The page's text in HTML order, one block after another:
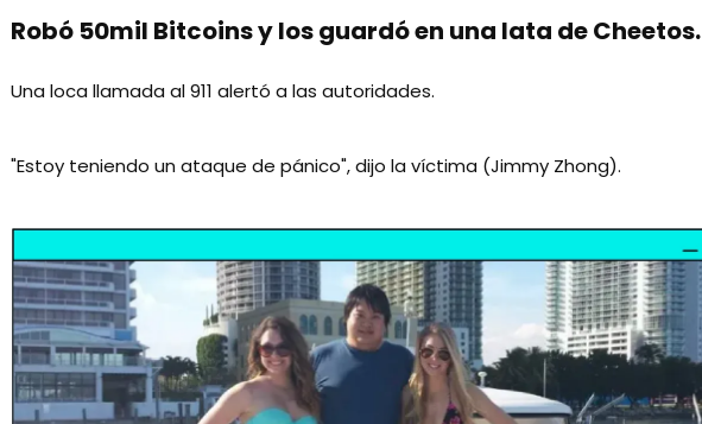
Robó 50mil Bitcoins y los guardó en una lata de Cheetos.
Una loca llamada al 911 alertó a las autoridades.
"Estoy teniendo un ataque de pánico", dijo la víctima (Jimmy Zhong).